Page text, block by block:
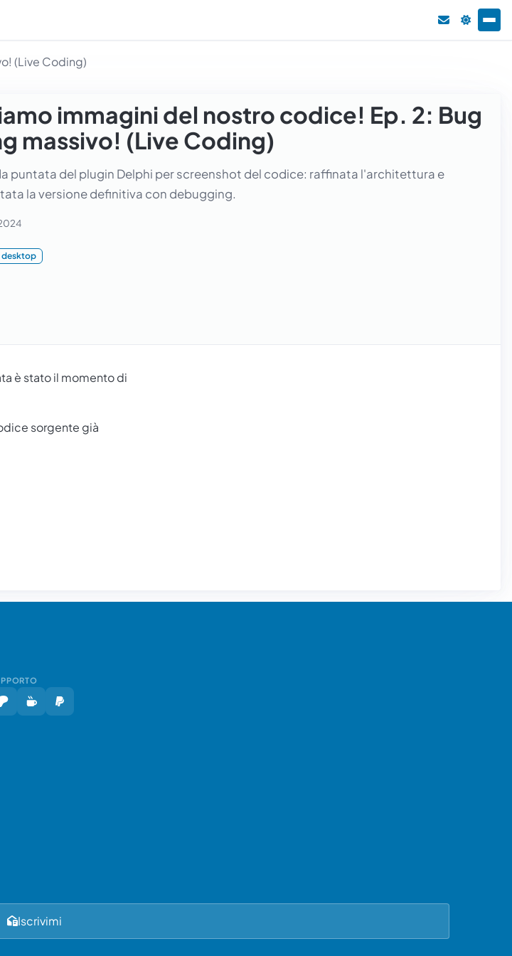
(Live Coding)
immagini del nostro codice! Ep. 2: Bug
massivo! (Live Coding)
puntata del plugin Delphi per screenshot del codice: raffinata l'architettura e
la versione definitiva con debugging.
desktop
è stato il momento di
sorgente già
Iscrivimi